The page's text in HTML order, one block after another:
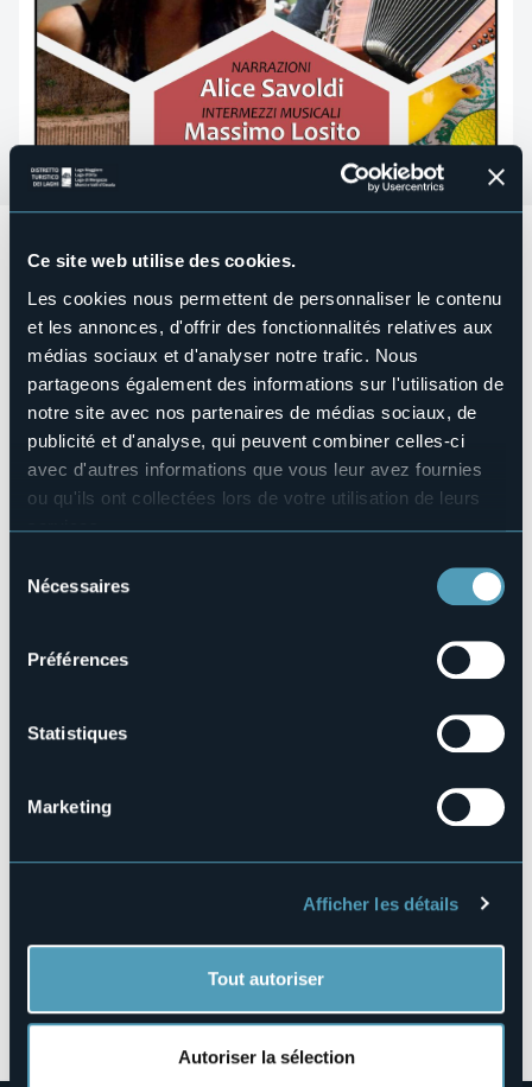
Ce site web utilise des cookies.
Les cookies nous permettent de personnaliser le contenu
et les annonces, d'offrir des fonctionnalités relatives aux
médias sociaux et d'analyser notre trafic. Nous
partageons également des informations sur l'utilisation de
notre site avec nos partenaires de médias sociaux, de
publicité et d'analyse, qui peuvent combiner celles-ci
avec d'autres informations que vous leur avez fournies
ou qu'ils ont collectées lors de votre utilisation de leurs
services.
manière de les gérer et de les supprimer,
cliquez ici
Nécessaires
Préférences
Statistiques
Marketing
Afficher les détails
Tout autoriser
Autoriser la sélection
Paese che vai, storie che trovi
Teatro di Narrazione con
Alice Savoldi e intramezzi
musicali di Massimo Losito
Organisateur de l'événement
La Stanza di Vincent
Lieu de l'événement
La Stanza di Vincent - Vicolo S.Anna 8
Téléphone
+39 347 7162733
lastanzadivincent@tim.it
Vicolo S. Anna 8
Ouvrir la carte